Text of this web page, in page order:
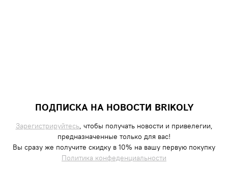
ПОДПИСКА НА НОВОСТИ BRIKOLY
Зарегистрируйтесь, чтобы получать новости и привелегии,
предназначенные только для вас!
Вы сразу же получите скидку в 10% на вашу первую покупку
Политика конфеденциальности